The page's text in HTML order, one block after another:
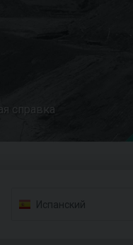
справка
Испанский